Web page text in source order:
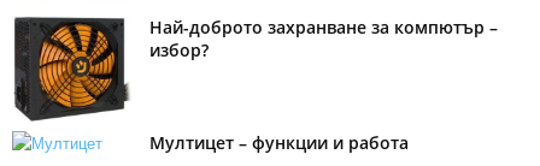
Най-доброто захранване за компютър –
избор?
Мултицет – функции и работа